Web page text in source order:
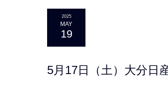
2025
MAY
19
5月17日（土）大分日